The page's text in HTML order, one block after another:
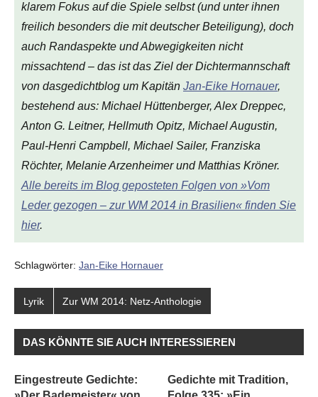
klarem Fokus auf die Spiele selbst (und unter ihnen
freilich besonders die mit deutscher Beteiligung), doch
auch Randaspekte und Abwegigkeiten nicht
missachtend – das ist das Ziel der Dichtermannschaft
von dasgedichtblog um Kapitän Jan-Eike Hornauer,
bestehend aus: Michael Hüttenberger, Alex Dreppec,
Anton G. Leitner, Hellmuth Opitz, Michael Augustin,
Paul-Henri Campbell, Michael Sailer, Franziska
Röchter, Melanie Arzenheimer und Matthias Kröner.
Alle bereits im Blog geposteten Folgen von »Vom
Leder gezogen – zur WM 2014 in Brasilien« finden Sie
hier.
Schlagwörter: Jan-Eike Hornauer
Lyrik Zur WM 2014: Netz-Anthologie
DAS KÖNNTE SIE AUCH INTERESSIEREN
Eingestreute Gedichte:
Gedichte mit Tradition,